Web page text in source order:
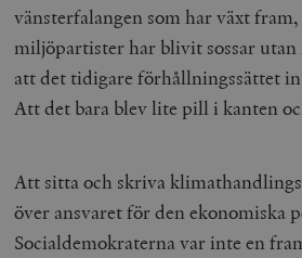
vänsterfalangen som har växt
miljöpartister har blivit sossar
att det tidigare förhållningssättet
Att det bara blev lite pill i kanten
Att sitta och skriva
över ansvaret för den ekonomiska
Socialdemokraterna var inte en